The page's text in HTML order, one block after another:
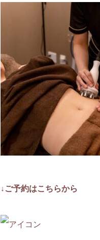
↓ご予約はこちらから